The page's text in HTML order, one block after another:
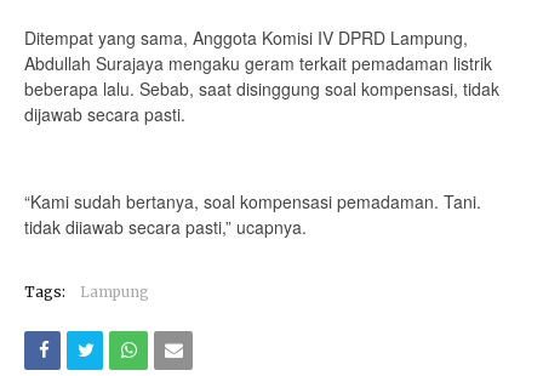
Ditempat yang sama, Anggota Komisi IV DPRD Lampung,
Abdullah Surajaya mengaku geram terkait pemadaman listrik
beberapa lalu. Sebab, saat disinggung soal kompensasi, tidak
dijawab secara pasti.
“Kami sudah bertanya, soal kompensasi pemadaman. Tani.
tidak diiawab secara pasti,” ucapnya.
Tags: Lampung